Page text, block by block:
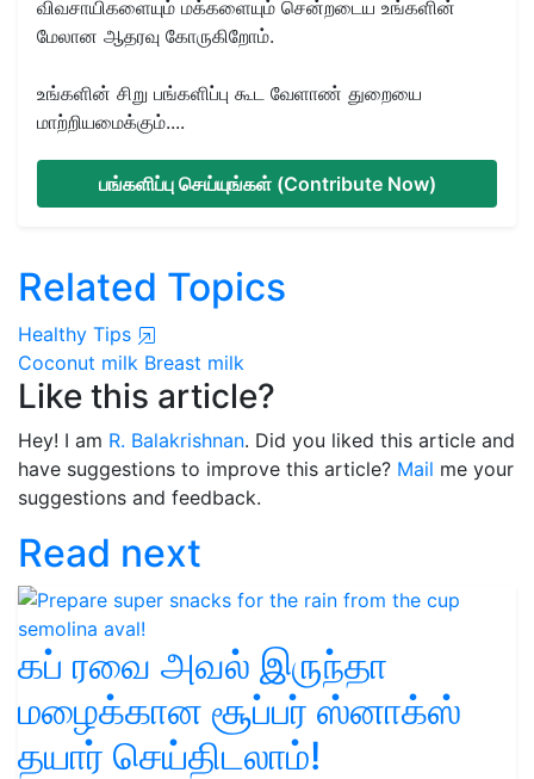
விவசாயிகளையும் மக்களையும் சென்றடைய உங்களின்
மேலான ஆதரவு கோருகிறோம்.
உங்களின் சிறு பங்களிப்பு கூட வேளாண் துறையை
மாற்றியமைக்கும்....
பங்களிப்பு செய்யுங்கள் (Contribute Now)
Related Topics
Healthy Tips
Coconut milk Breast milk
Like this article?
Hey! I am R. Balakrishnan. Did you liked this article and
have suggestions to improve this article? Mail me your
suggestions and feedback.
Read next
கப் ரவை அவல் இருந்தா
மழைக்கான சூப்பர் ஸ்னாக்ஸ்
தயார் செய்திடலாம்!